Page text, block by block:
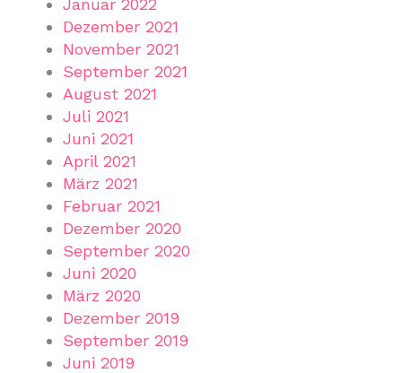
Dezember 2021
November 2021
September 2021
August 2021
Juli 2021
Juni 2021
April 2021
März 2021
Februar 2021
Dezember 2020
September 2020
Juni 2020
März 2020
Dezember 2019
September 2019
Juni 2019